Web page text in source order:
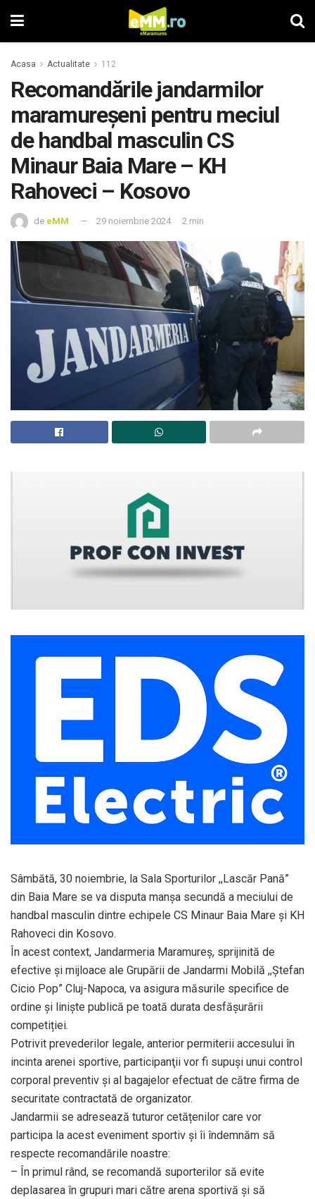
Acasa Actualitate 112
Recomandările jandarmilor
maramureșeni pentru meciul
de handbal masculin CS
Minaur Baia Mare – KH
Rahoveci – Kosovo
de eMM 29 noiembrie 2024 2 min
Sâmbătă, 30 noiembrie, la Sala Sporturilor ,,Lascăr Pană”
din Baia Mare se va disputa manșa secundă a meciului de
handbal masculin dintre echipele CS Minaur Baia Mare și KH
Rahoveci din Kosovo.
În acest context, Jandarmeria Maramureș, sprijinită de
efective și mijloace ale Grupării de Jandarmi Mobilă ,,Ștefan
Cicio Pop” Cluj-Napoca, va asigura măsurile specifice de
ordine și liniște publică pe toată durata desfășurării
competiției.
Potrivit prevederilor legale, anterior permiterii accesului în
incinta arenei sportive, participanţii vor fi supuşi unui control
corporal preventiv și al bagajelor efectuat de către firma de
securitate contractată de organizator.
Jandarmii se adresează tuturor cetățenilor care vor
participa la acest eveniment sportiv și îi îndemnăm să
respecte recomandările noastre:
– În primul rând, se recomandă suporterilor să evite
deplasarea în grupuri mari către arena sportivă și să